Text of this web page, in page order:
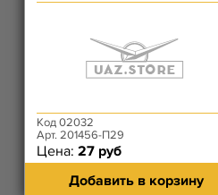
Код 02032
Арт. 201456-П29
Цена: 27 руб
Добавить в корзину